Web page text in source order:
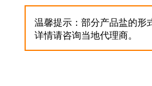
温馨提示：部分产品盐的形
详情请咨询当地代理商。